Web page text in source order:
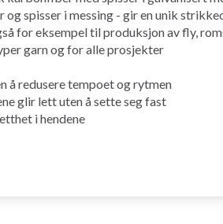
spisser i messing - gir en unik
for eksempel til produksjon av fly,
garn og for alle prosjekter
å redusere tempoet og rytmen
glir lett uten å sette seg fast
i hendene